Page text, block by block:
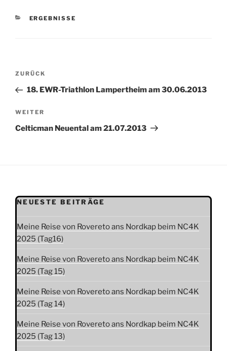
KATEGORIEN
ERGEBNISSE
Beitragsnavigation
Vorheriger
Beitrag
ZURÜCK
18. EWR-Triathlon Lampertheim am 30.06.2013
Nächster
Beitrag
WEITER
Celticman Neuental am 21.07.2013
NEUESTE BEITRÄGE
Meine Reise von Rovereto ans Nordkap beim NC4K
2025 (Tag16)
Meine Reise von Rovereto ans Nordkap beim NC4K
2025 (Tag 15)
Meine Reise von Rovereto ans Nordkap beim NC4K
2025 (Tag 14)
Meine Reise von Rovereto ans Nordkap beim NC4K
2025 (Tag 13)